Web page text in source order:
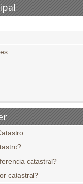
catastral?
catastral?